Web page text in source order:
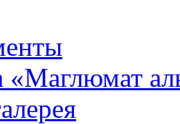
«Маглюмат